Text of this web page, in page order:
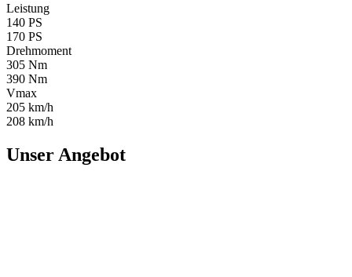
Leistung
140 PS
170 PS
Drehmoment
305 Nm
390 Nm
Vmax
205 km/h
208 km/h
Unser Angebot